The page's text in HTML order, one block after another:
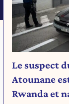
Le suspect
Atounane
Rwanda et